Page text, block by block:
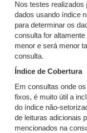
Nos testes realizados
dados usando índice
para determinar os
consulta for
menor e será menor
consulta.
Índice de Cobertura
Em consultas onde
fixos, é muito útil a
do índice não-
de leituras adicionais
mencionados na